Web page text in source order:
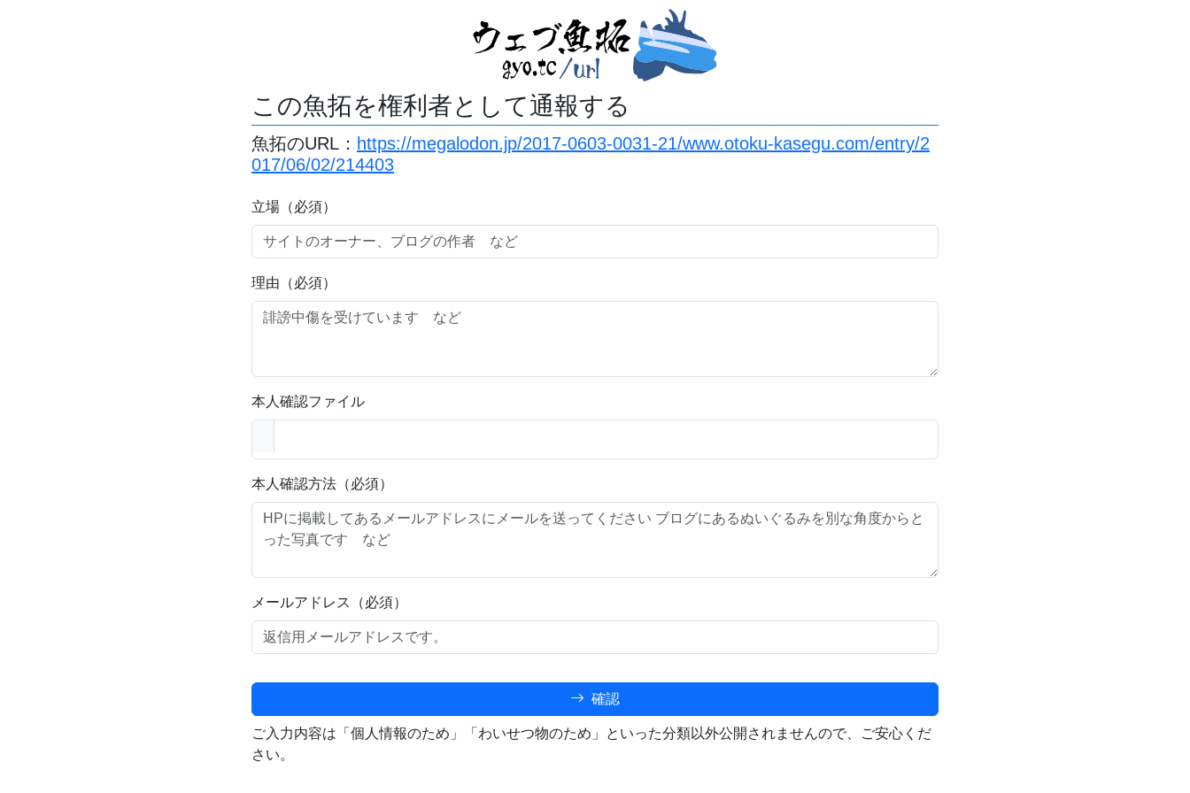
この魚拓を権利者として通報する
魚拓のURL： https://megalodon.jp/2017-0603-0031-21/www.otoku-kasegu.com/entry/2
017/06/02/214403
立場（必須）
理由（必須）
本人確認ファイル
本人確認方法（必須）
メールアドレス（必須）
確認
ご入力内容は「個人情報のため」「わいせつ物のため」といった分類以外公開されませんので、ご安心くだ
さい。